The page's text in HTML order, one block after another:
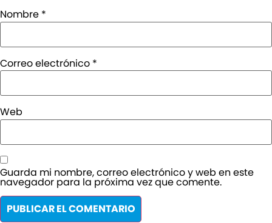
Nombre *
Correo electrónico *
Web
Guarda mi nombre, correo electrónico y web en este
navegador para la próxima vez que comente.